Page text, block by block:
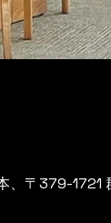
〒379-1721